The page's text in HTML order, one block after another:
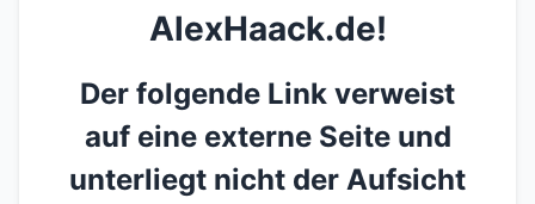
AlexHaack.de!
Der folgende Link verweist
auf eine externe Seite und
unterliegt nicht der Aufsicht